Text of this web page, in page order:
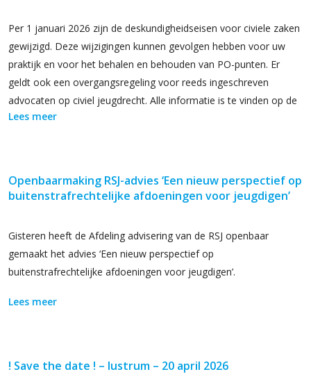
Per 1 januari 2026 zijn de deskundigheidseisen voor civiele zaken
gewijzigd. Deze wijzigingen kunnen gevolgen hebben voor uw
praktijk en voor het behalen en behouden van PO-punten. Er
geldt ook een overgangsregeling voor reeds ingeschreven
advocaten op civiel jeugdrecht. Alle informatie is te vinden op de
website van de Raad voor Rechtsbijstand.
Lees meer
Openbaarmaking RSJ-advies ‘Een nieuw perspectief op
buitenstrafrechtelijke afdoeningen voor jeugdigen’
Gisteren heeft de Afdeling advisering van de RSJ openbaar
gemaakt het advies ‘Een nieuw perspectief op
buitenstrafrechtelijke afdoeningen voor jeugdigen’.
Lees meer
! Save the date ! – lustrum – 20 april 2026